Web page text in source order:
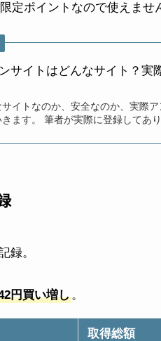
定ポイントなので使えませ
サイトはどんなサイト？実
サイトなのか、安全なのか、実際
ます。 筆者が実際に登録してあ
録。
円買い増し。
取得総額